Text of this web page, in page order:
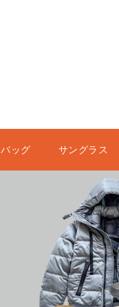
バッグ サングラス